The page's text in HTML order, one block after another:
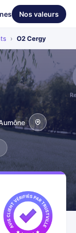
Nos valeurs
› O2 Cergy